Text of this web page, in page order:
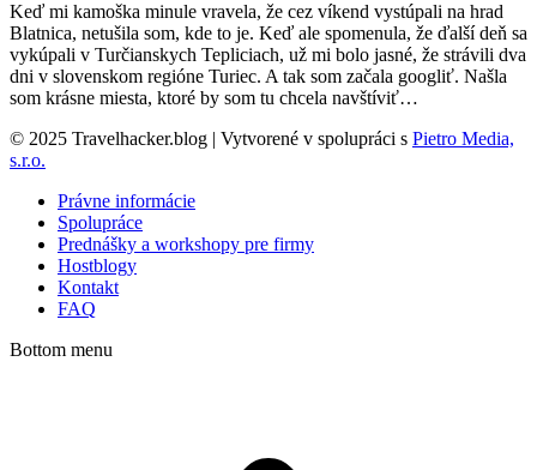
Keď mi kamoška minule vravela, že cez víkend vystúpali na hrad
Blatnica, netušila som, kde to je. Keď ale spomenula, že ďalší deň sa
vykúpali v Turčianskych Tepliciach, už mi bolo jasné, že strávili dva
dni v slovenskom regióne Turiec. A tak som začala googliť. Našla
som krásne miesta, ktoré by som tu chcela navštíviť…
© 2025 Travelhacker.blog | Vytvorené v spolupráci s Pietro Media,
s.r.o.
Právne informácie
Spolupráce
Prednášky a workshopy pre firmy
Hostblogy
Kontakt
FAQ
Bottom menu